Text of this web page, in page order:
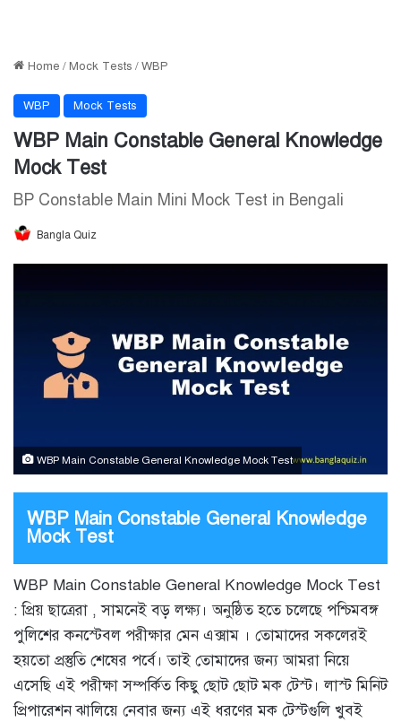
Home /Mock Tests /WBP
WBP Mock Tests
WBP Main Constable General Knowledge
Mock Test
BP Constable Main Mini Mock Test in Bengali
Bangla Quiz
WBP Main Constable General Knowledge Mock Test
WBP Main Constable General Knowledge
Mock Test
WBP Main Constable General Knowledge Mock Test
: প্রিয় ছাত্রেরা , সামনেই বড় লক্ষ্য। অনুষ্ঠিত হতে চলেছে পশ্চিমবঙ্গ
পুলিশের কনস্টেবল পরীক্ষার মেন এক্সাম । তোমাদের সকলেরই
হয়তো প্রস্তুতি শেষের পর্বে। তাই তোমাদের জন্য আমরা নিয়ে
এসেছি এই পরীক্ষা সম্পর্কিত কিছু ছোট ছোট মক টেস্ট। লাস্ট মিনিট
প্রিপারেশন ঝালিয়ে নেবার জন্য এই ধরণের মক টেস্টগুলি খুবই